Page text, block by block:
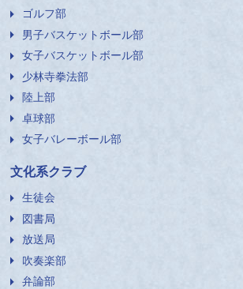
ゴルフ部
男子バスケットボール部
女子バスケットボール部
少林寺拳法部
陸上部
卓球部
女子バレーボール部
文化系クラブ
生徒会
図書局
放送局
吹奏楽部
弁論部